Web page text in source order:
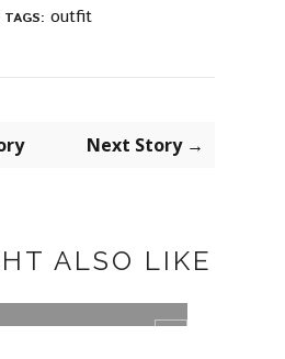
TAGS: outfit
Next Story →
ALSO LIKE